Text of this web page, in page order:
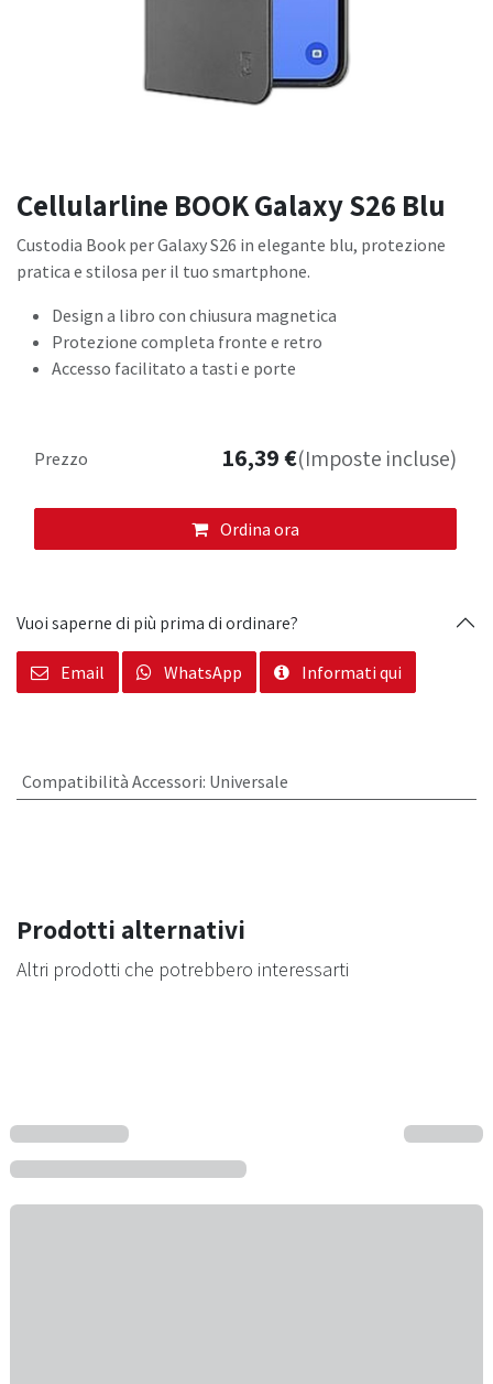
Cellularline BOOK Galaxy S26 Blu
Custodia Book per Galaxy S26 in elegante blu, protezione
pratica e stilosa per il tuo smartphone.
Design a libro con chiusura magnetica
Protezione completa fronte e retro
Accesso facilitato a tasti e porte
Ordina ora
Prezzo 16,39€(Imposte incluse)
Vuoi saperne di più prima di ordinare?
Email WhatsApp Informati qui
Compatibilità Accessori: Universale
Prodotti alternativi
Altri prodotti che potrebbero interessarti